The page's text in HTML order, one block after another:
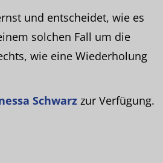
und entscheidet, wie es
solchen Fall um die
wie eine Wiederholung
Schwarz zur Verfügung.